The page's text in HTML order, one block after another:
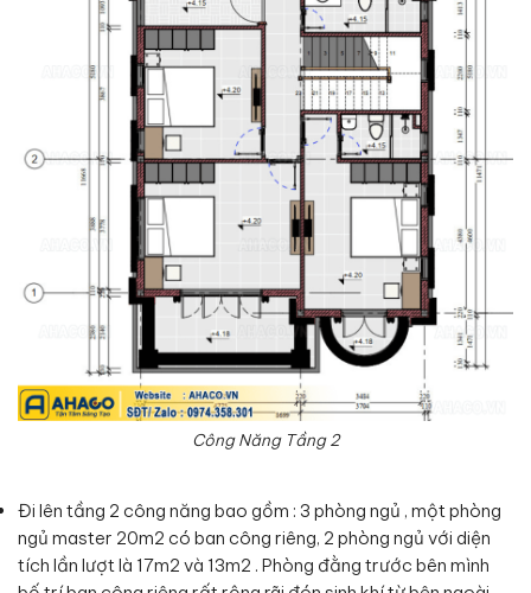
Công Năng Tầng 2
Đi lên tầng 2 công năng bao gồm : 3 phòng ngủ , một phòng
ngủ master 20m2 có ban công riêng, 2 phòng ngủ với diện
tích lần lượt là 17m2 và 13m2 . Phòng đằng trước bên mình